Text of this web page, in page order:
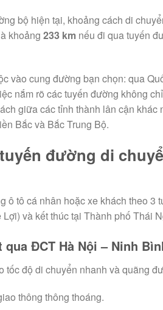
bộ hiện tại, khoảng cách di
khoảng 233 km nếu đi qua tuyến
vào cung đường bạn chọn: qua
nắm rõ các tuyến đường không
giữa các tỉnh thành lân cận khác
Bắc và Bắc Trung Bộ.
đường di
ô tô cá nhân hoặc xe khách theo 3
và kết thúc tại Thành phố Thái
ĐCT Hà Nội – Ninh
độ di chuyển nhanh và quãng
thông thông thoáng.